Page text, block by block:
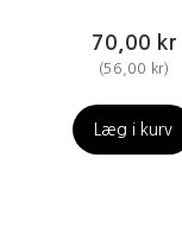
70,00 kr
(56,00 kr)
Læg i kurv